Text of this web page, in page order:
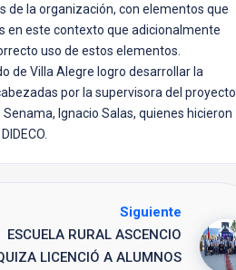
de la organización, con elementos que
en este contexto que adicionalmente
uso de estos elementos.
de Villa Alegre logro desarrollar la
por la supervisora del proyecto
Ignacio Salas, quienes hicieron
Siguiente
ESCUELA RURAL ASCENCIO
LICENCIÓ A ALUMNOS